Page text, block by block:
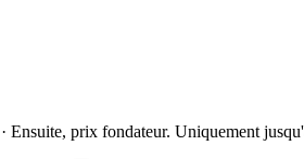
· Ensuite, prix fondateur. Uniquement